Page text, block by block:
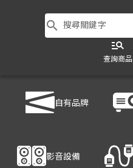
search 搜尋關鍵字
manage_search
查詢商品
自有品牌
影音設備
產品細節